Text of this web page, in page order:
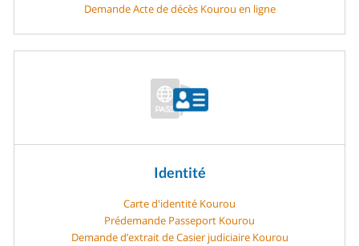
Demande Acte de décès Kourou en ligne
Identité
Carte d'identité Kourou
Prédemande Passeport Kourou
Demande d’extrait de Casier judiciaire Kourou